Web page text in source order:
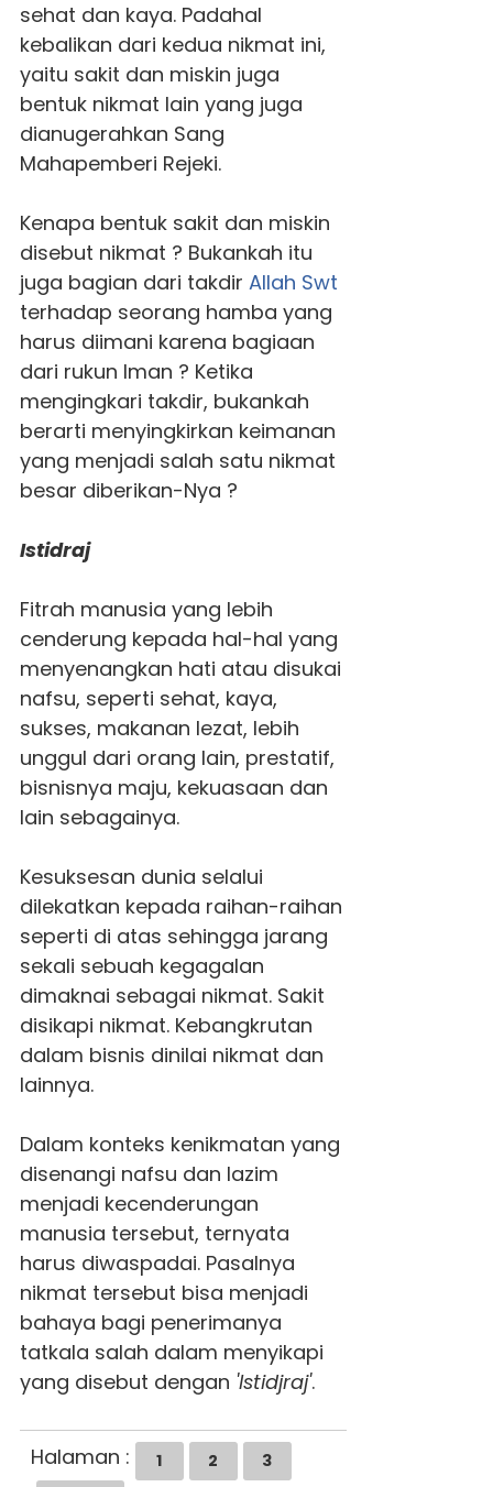
sehat dan kaya. Padahal
kebalikan dari kedua nikmat ini,
yaitu sakit dan miskin juga
bentuk nikmat lain yang juga
dianugerahkan Sang
Mahapemberi Rejeki.
Kenapa bentuk sakit dan miskin
disebut nikmat ? Bukankah itu
juga bagian dari takdir Allah Swt
terhadap seorang hamba yang
harus diimani karena bagiaan
dari rukun Iman ? Ketika
mengingkari takdir, bukankah
berarti menyingkirkan keimanan
yang menjadi salah satu nikmat
besar diberikan-Nya ?
Istidraj
Fitrah manusia yang lebih
cenderung kepada hal-hal yang
menyenangkan hati atau disukai
nafsu, seperti sehat, kaya,
sukses, makanan lezat, lebih
unggul dari orang lain, prestatif,
bisnisnya maju, kekuasaan dan
lain sebagainya.
Kesuksesan dunia selalui
dilekatkan kepada raihan-raihan
seperti di atas sehingga jarang
sekali sebuah kegagalan
dimaknai sebagai nikmat. Sakit
disikapi nikmat. Kebangkrutan
dalam bisnis dinilai nikmat dan
lainnya.
Dalam konteks kenikmatan yang
disenangi nafsu dan lazim
menjadi kecenderungan
manusia tersebut, ternyata
harus diwaspadai. Pasalnya
nikmat tersebut bisa menjadi
bahaya bagi penerimanya
tatkala salah dalam menyikapi
yang disebut dengan 'Istidjraj'.
Halaman : 1 2
3